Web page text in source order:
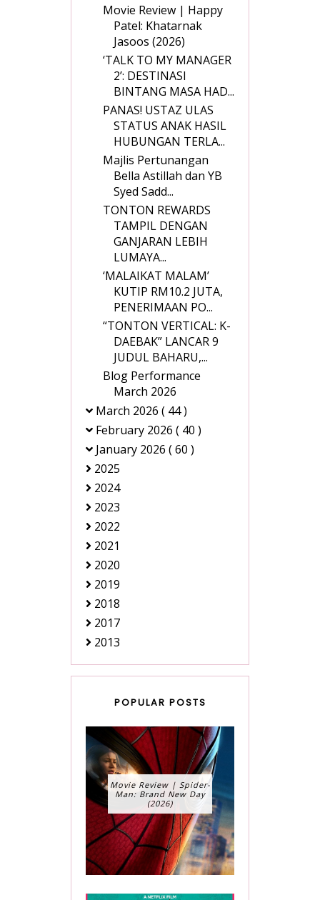
Movie Review | Happy
Patel: Khatarnak
Jasoos (2026)
‘TALK TO MY MANAGER
2’: DESTINASI
BINTANG MASA HAD...
PANAS! USTAZ ULAS
STATUS ANAK HASIL
HUBUNGAN TERLA...
Majlis Pertunangan
Bella Astillah dan YB
Syed Sadd...
TONTON REWARDS
TAMPIL DENGAN
GANJARAN LEBIH
LUMAYA...
‘MALAIKAT MALAM’
KUTIP RM10.2 JUTA,
PENERIMAAN PO...
“TONTON VERTICAL: K-
DAEBAK” LANCAR 9
JUDUL BAHARU,...
Blog Performance
March 2026
March 2026 ( 44 )
February 2026 ( 40 )
January 2026 ( 60 )
2025
2024
2023
2022
2021
2020
2019
2018
2017
2013
POPULAR POSTS
Movie Review | Spider-
Man: Brand New Day
(2026)